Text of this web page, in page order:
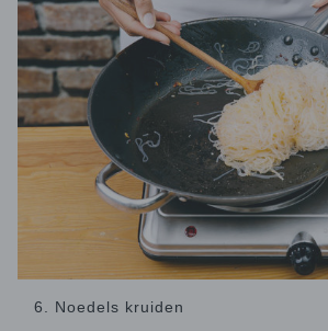
6. Noedels kruiden